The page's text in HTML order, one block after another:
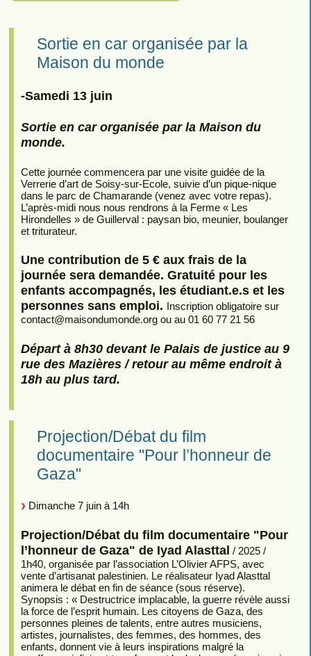
Sortie en car organisée par la
Maison du monde
-Samedi 13 juin
Sortie en car organisée par la Maison du
monde.
Cette journée commencera par une visite guidée de la
Verrerie d’art de Soisy-sur-Ecole, suivie d’un pique-nique
dans le parc de Chamarande (venez avec votre repas).
L’après-midi nous nous rendrons à la Ferme « Les
Hirondelles » de Guillerval : paysan bio, meunier, boulanger
et triturateur.
Une contribution de 5 € aux frais de la
journée sera demandée. Gratuité pour les
enfants accompagnés, les étudiant.e.s et les
personnes sans emploi.
Inscription obligatoire sur
contact@maisondumonde.org ou au 01 60 77 21 56
Départ à 8h30 devant le Palais de justice au 9
rue des Mazières / retour au même endroit à
18h au plus tard.
Projection/Débat du film
documentaire "Pour l’honneur de
Gaza"
Dimanche 7 juin à 14h
Projection/Débat du film documentaire "Pour
l’honneur de Gaza" de Iyad Alasttal / 2025 /
1h40, organisée par l’association L’Olivier AFPS, avec
vente d’artisanat palestinien. Le réalisateur Iyad Alasttal
animera le débat en fin de séance (sous réserve).
Synopsis : « Destructrice implacable, la guerre révèle aussi
la force de l’esprit humain. Les citoyens de Gaza, des
personnes pleines de talents, entre autres musiciens,
artistes, journalistes, des femmes, des hommes, des
enfants, donnent vie à leurs inspirations malgré la